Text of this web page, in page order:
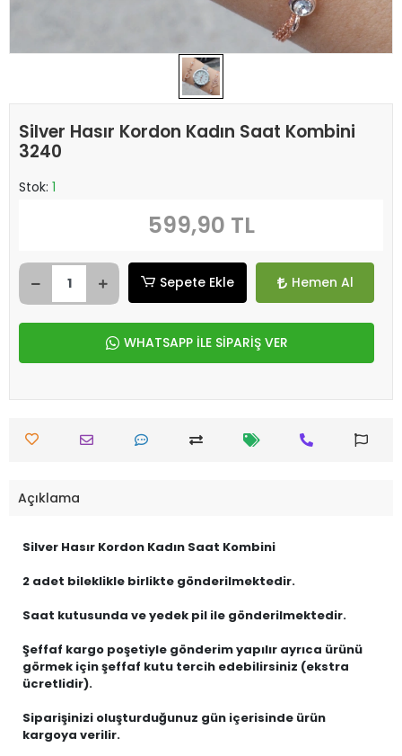
Silver Hasır Kordon Kadın Saat Kombini
3240
Stok: 1
599,90 TL
Sepete Ekle Hemen Al
WHATSAPP İLE SİPARİŞ VER
Açıklama
Silver Hasır Kordon Kadın Saat Kombini
2 adet bileklikle birlikte gönderilmektedir.
Saat kutusunda ve yedek pil ile gönderilmektedir.
Şeffaf kargo poşetiyle gönderim yapılır ayrıca ürünü
görmek için şeffaf kutu tercih edebilirsiniz (ekstra
ücretlidir).
Siparişinizi oluşturduğunuz gün içerisinde ürün
kargoya verilir.